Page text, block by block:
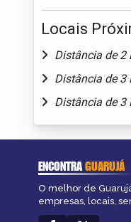
Locais
Distância de 2
Distância de 3
Distância de 3
ENCONTRAGUARUJÁ
O melhor de
empresas, locais,